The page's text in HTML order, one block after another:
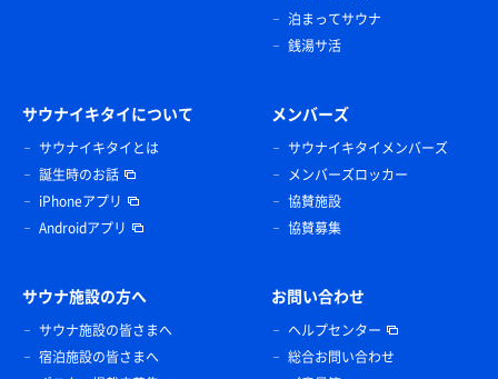
泊まってサウナ
銭湯サ活
サウナイキタイについて
サウナイキタイとは
誕生時のお話
iPhoneアプリ
Androidアプリ
メンバーズ
サウナイキタイメンバーズ
メンバーズロッカー
協賛施設
協賛募集
サウナ施設の方へ
サウナ施設の皆さまへ
宿泊施設の皆さまへ
お問い合わせ
ヘルプセンター
総合お問い合わせ